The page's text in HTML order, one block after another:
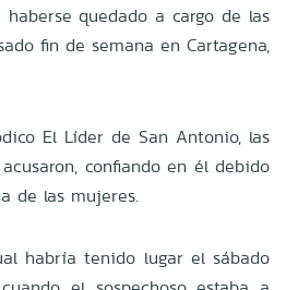
quedado a cargo de las
fin de semana en Cartagena,
El Líder de San Antonio, las
confiando en él debido
de las mujeres.
habría tenido lugar el sábado